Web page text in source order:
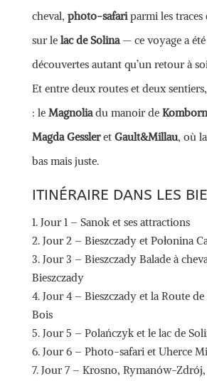
cheval, photo-safariparmi les traces
sur le lac de Solina— ce voyage a
découvertes autant qu’un retour à
Et entre deux routes et deux
: le Magnoliadu manoir de
Magda Gessleret Gault&Millau, où
bas mais juste.
ITINÉRAIRE DANS LES
Jour 1 – Sanok et ses attractions
Jour 2 – Bieszczady et Połonina
Jour 3 – Bieszczady Balade à
Bieszczady
Jour 4 – Bieszczady et la Route de
Bois
Jour 5 – Polańczyk et le lac de
Jour 6 – Photo-safari et Uherce
Jour 7 – Krosno, Rymanów-Zdrój,